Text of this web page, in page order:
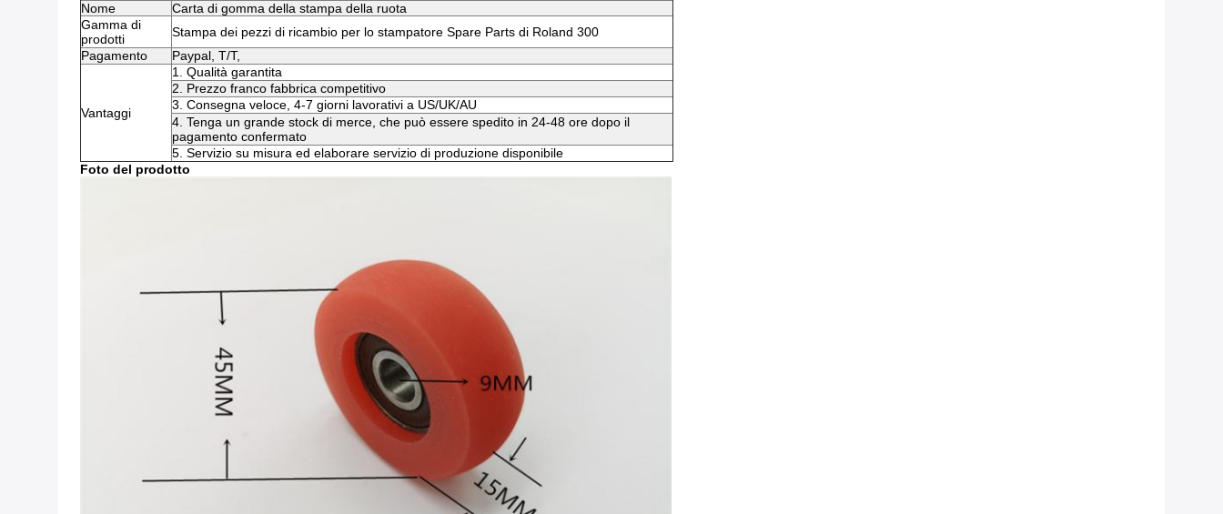
Nome
Carta di gomma della stampa della ruota
Gamma di
prodotti
Stampa dei pezzi di ricambio per lo stampatore Spare Parts di Roland 300
Pagamento
Paypal, T/T,
Vantaggi
1. Qualità garantita
2. Prezzo franco fabbrica competitivo
3. Consegna veloce, 4-7 giorni lavorativi a US/UK/AU
4. Tenga un grande stock di merce, che può essere spedito in 24-48 ore dopo il
pagamento confermato
5. Servizio su misura ed elaborare servizio di produzione disponibile
Foto del prodotto